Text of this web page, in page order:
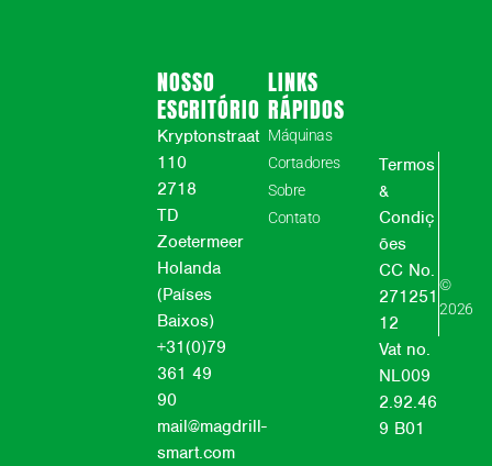
NOSSO
ESCRITÓRIO
Kryptonstraat
110
2718
TD
Zoetermeer
Holanda
(Países
Baixos)
+31(0)79
361 49
90
mail@magdrill-
smart.com
LINKS
RÁPIDOS
Máquinas
Cortadores
Sobre
Contato
Termos
&
Condiç
ões
CC No.
271251
12
Vat no.
NL009
2.92.46
9 B01
©
2026